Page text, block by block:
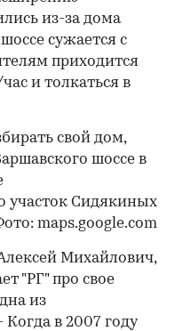
из-за дома
сужается с
приходится
и толкаться в
участок Сидякиных
maps.google.com
Михайлович,
"РГ" про свое
из
Когда в 2007 году